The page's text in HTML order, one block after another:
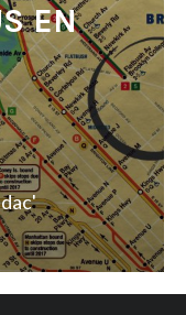
EN